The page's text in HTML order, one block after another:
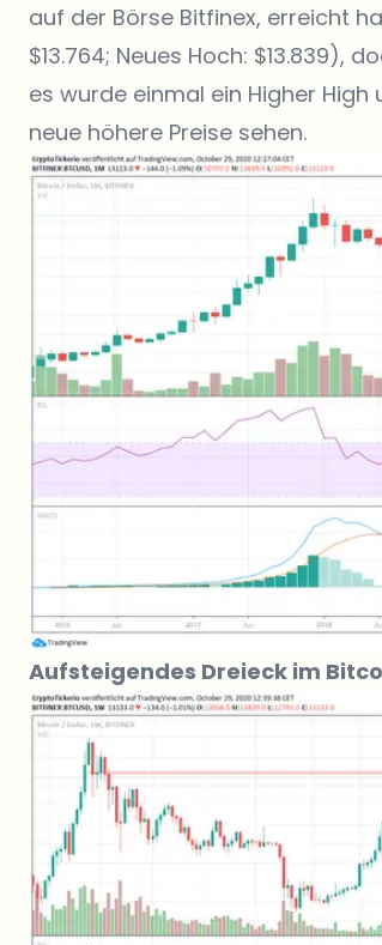
auf der Börse Bitfinex, erreicht
$13.764; Neues Hoch: $13.839),
es wurde einmal ein Higher
neue höhere Preise sehen.
Aufsteigendes Dreieck im